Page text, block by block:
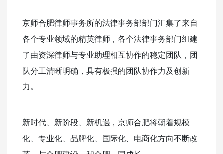
京师合肥律师事务所的法律事务部部门汇集了来自
各个专业领域的精英律师，各个法律事务部门组建
了由资深律师与专业助理相互协作的稳定团队，团
队分工清晰明确，具有极强的团队协作力及创新
力。
新时代、新阶段、新机遇，京师合肥将朝着规模
化、专业化、品牌化、国际化、电商化方向不断改